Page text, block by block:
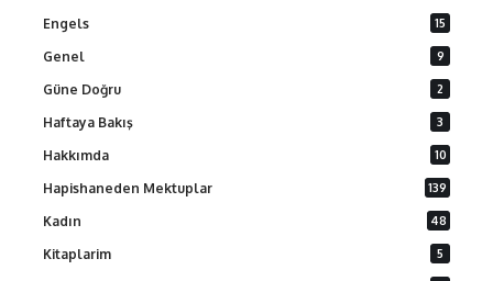
Engels 15
Genel 9
Güne Doğru 2
Haftaya Bakış 3
Hakkımda 10
Hapishaneden Mektuplar 139
Kadın 48
Kitaplarim 5